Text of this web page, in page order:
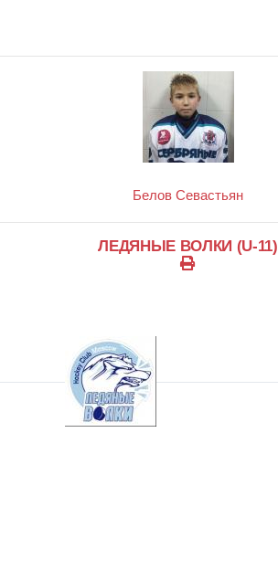
Белов Севастьян
ЛЕДЯНЫЕ ВОЛКИ (U-11)